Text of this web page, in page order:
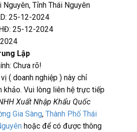
Nguyên, Tỉnh Thái Nguyên
25-12-2024
25-12-2024
Lập
Chưa rõ!
( doanh nghiệp ) này chỉ
khảo. Vui lòng liên hệ trực tiếp
Xuất Nhập Khẩu Quốc
Gia Sàng, Thành Phố Thái
hoặc để có được thông